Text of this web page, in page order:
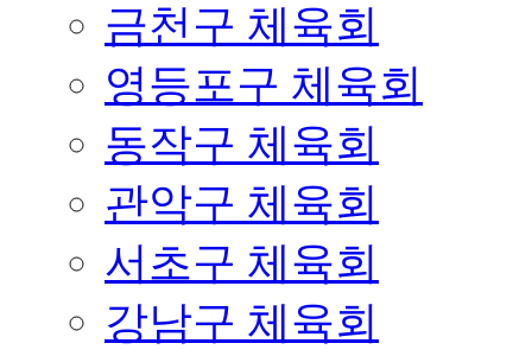
금천구 체육회
영등포구 체육회
동작구 체육회
관악구 체육회
서초구 체육회
강남구 체육회